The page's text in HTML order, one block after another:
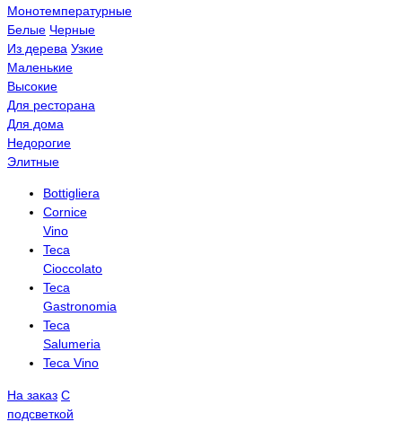
Монотемпературные
Белые Черные
Из дерева Узкие
Маленькие
Высокие
Для ресторана
Для дома
Недорогие
Элитные
Bottigliera
Cornice
Vino
Teca
Cioccolato
Teca
Gastronomia
Teca
Salumeria
Teca Vino
На заказ С
подсветкой